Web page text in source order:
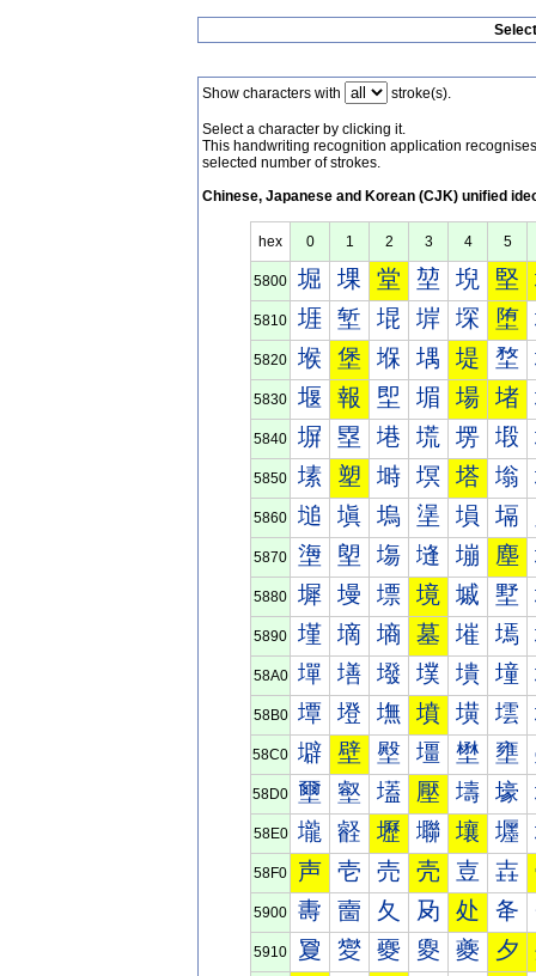
Show characters with stroke(s).
Select a character by clicking it.
This handwriting recognition application
selected number of strokes.
Chinese, Japanese and Korean (CJK) unified
hex 0 1 2 3 4 5
5800 堀 堁 堂 堃 堄 堅
5810 堐 堑 堒 堓 堔 堕
5820 堠 堡 堢 堣 堤 堥
5830 堰 報 堲 堳 場 堵
5840 塀 塁 塂 塃 塄 塅
5850 塐 塑 塒 塓 塔 塕
5860 塠 塡 塢 塣 塤 塥
5870 塰 塱 塲 塳 塴 塵
5880 墀 墁 墂 境 墄 墅
5890 墐 墑 墒 墓 墔 墕
58A0 墠 墡 墢 墣 墤 墥
58B0 墰 墱 墲 墳 墴 墵
58C0 壀 壁 壂 壃 壄 壅
58D0 壐 壑 壒 壓 壔 壕
58E0 壠 壡 壢 壣 壤 壥
58F0 声 壱 売 壳 壴 壵
5900 夀 夁 夂 夃 处 夅
5910 夐 夑 夒 夓 夔 夕